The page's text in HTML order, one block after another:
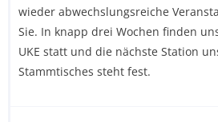
wieder abwechslungsreiche
Sie. In knapp drei Wochen finden
UKE statt und die nächste Station
Stammtisches steht fest.